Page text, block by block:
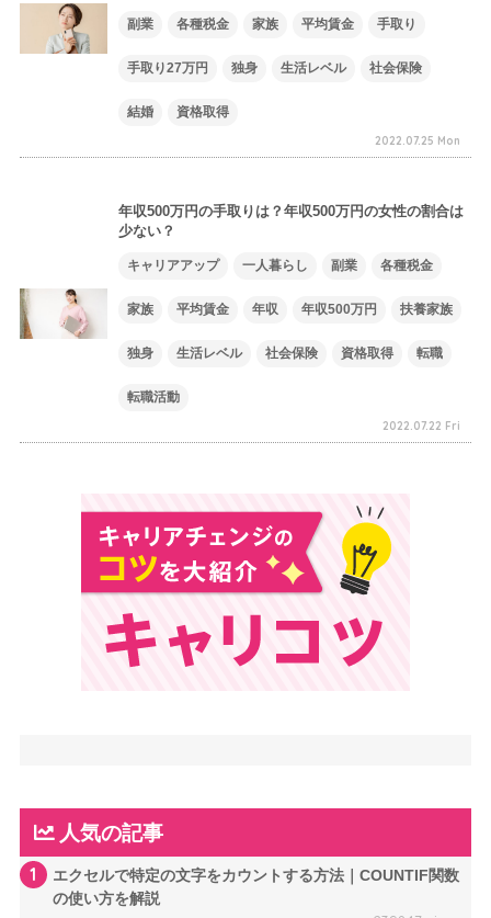
副業 各種税金 家族 平均賃金 手取り
手取り27万円 独身 生活レベル 社会保険
結婚 資格取得
2022.07.25 Mon
年収500万円の手取りは？年収500万円の女性の割合は
少ない？
キャリアアップ 一人暮らし 副業 各種税金
家族 平均賃金 年収 年収500万円 扶養家族
独身 生活レベル 社会保険 資格取得 転職
転職活動
2022.07.22 Fri
人気の記事
1
エクセルで特定の文字をカウントする方法｜COUNTIF関数
の使い方を解説